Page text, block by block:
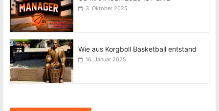
3. Oktober 2025
Wie aus Korgboll Basketball entstand
16. Januar 2025